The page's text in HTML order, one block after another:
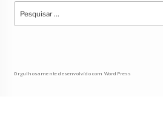
por:
Orgulhosamente desenvolvido com WordPress